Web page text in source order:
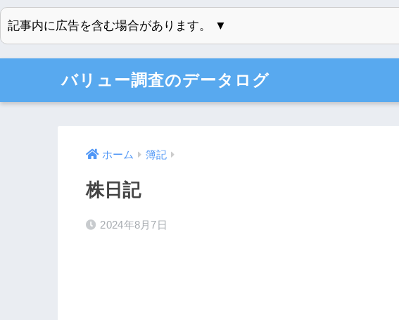
記事内に広告を含む場合があります。 ▼
バリュー調査のデータログ
ホーム 簿記
株日記
2024年8月7日